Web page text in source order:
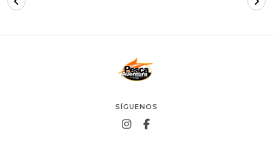
SÍGUENOS